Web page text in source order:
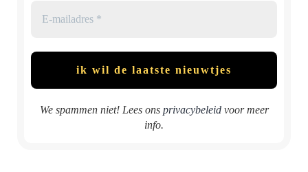
We spammen niet! Lees ons privacybeleidvoor meer
info.